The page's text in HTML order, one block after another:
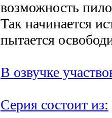
возможность
Так начинается
пытается
В озвучке
Серия состоит из: